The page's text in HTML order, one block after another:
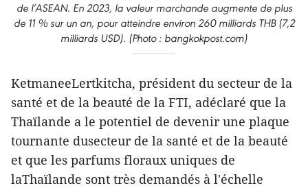
de l’ASEAN. En 2023, la valeur marchande augmente de plus
de 11 % sur un an, pour atteindre environ 260 milliards THB (7,2
milliards USD). (Photo : bangkokpost.com)
KetmaneeLertkitcha, président du secteur de la
santé et de la beauté de la FTI, adéclaré que la
Thaïlande a le potentiel de devenir une plaque
tournante dusecteur de la santé et de la beauté
et que les parfums floraux uniques de
laThaïlande sont très demandés à l'échelle